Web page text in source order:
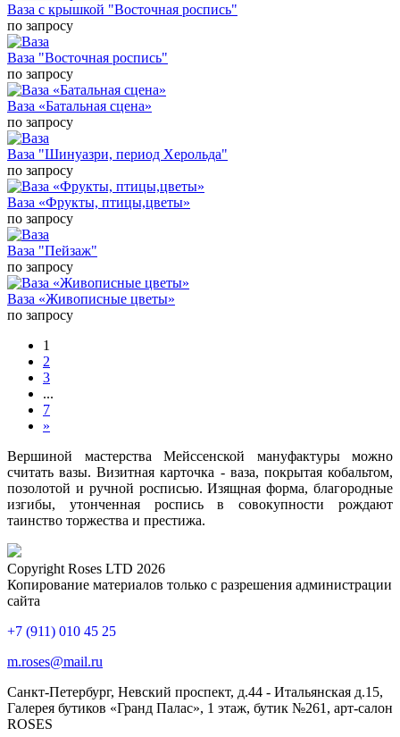
Ваза с крышкой "Восточная роспись"
по запросу
Ваза "Восточная роспись"
по запросу
Ваза «Батальная сцена»
по запросу
Ваза "Шинуазри, период Херольда"
по запросу
Ваза «Фрукты, птицы,цветы»
по запросу
Ваза "Пейзаж"
по запросу
Ваза «Живописные цветы»
по запросу
1
2
3
...
7
»
Вершиной мастерства Мейссенской мануфактуры можно
считать вазы. Визитная карточка - ваза, покрытая кобальтом,
позолотой и ручной росписью. Изящная форма, благородные
изгибы, утонченная роспись в совокупности рождают
таинство торжества и престижа.
Copyright Roses LTD 2026
Копирование материалов только с разрешения администрации
сайта
+7 (911) 010 45 25
m.roses@mail.ru
Санкт-Петербург, Невский проспект, д.44 - Итальянская д.15,
Галерея бутиков «Гранд Палас», 1 этаж, бутик №261, арт-салон
ROSES